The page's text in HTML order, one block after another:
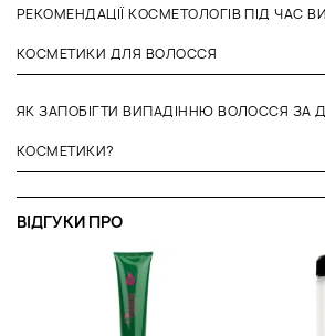
РЕКОМЕНДАЦІЇ КОСМЕТОЛОГІВ ПІД ЧАС
КОСМЕТИКИ ДЛЯ ВОЛОССЯ
ЯК ЗАПОБІГТИ ВИПАДІННЮ ВОЛОССЯ
КОСМЕТИКИ?
ВІДГУКИ ПРО